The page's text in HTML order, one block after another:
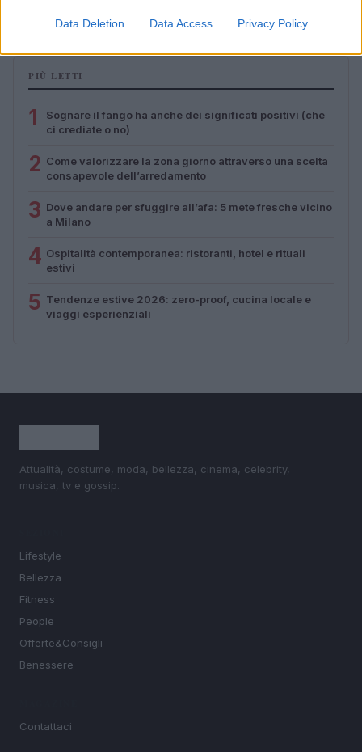
Data Deletion Data Access Privacy Policy
PIÙ LETTI
1
Sognare il fango ha anche dei significati positivi (che
ci crediate o no)
2 Come valorizzare la zona giorno attraverso una scelta
consapevole dell’arredamento
3 Dove andare per sfuggire all’afa: 5 mete fresche vicino
a Milano
4 Ospitalità contemporanea: ristoranti, hotel e rituali
estivi
5 Tendenze estive 2026: zero-proof, cucina locale e
viaggi esperienziali
Attualità, costume, moda, bellezza, cinema, celebrity,
musica, tv e gossip.
Lifestyle
Bellezza
Fitness
People
Offerte&Consigli
Benessere
Contattaci